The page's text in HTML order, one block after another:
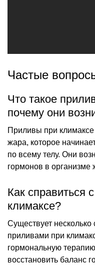
Частые
Что такое
почему они
Приливы при
жара, которое
по всему телу. Они
гормонов в
Как справиться
климаксе?
Существует несколько
приливами при
гормональную
восстановить баланс